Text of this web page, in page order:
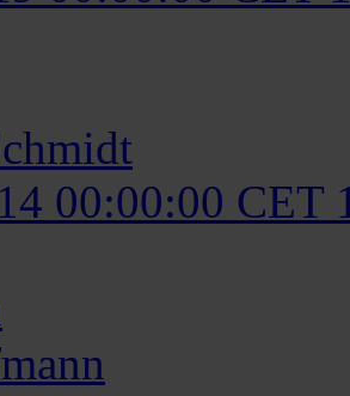
00:00:00 CET